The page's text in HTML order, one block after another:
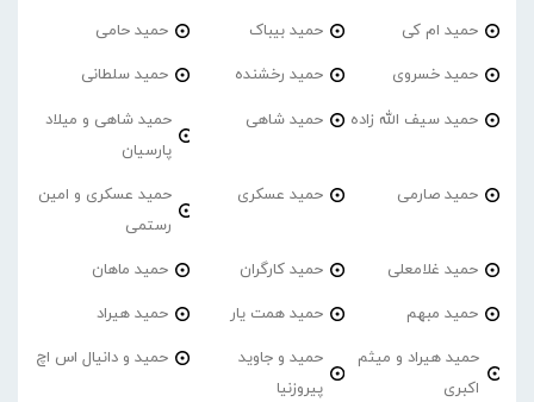
حمید ام کی حمید بیباک حمید حامی
حمید خسروی حمید رخشنده حمید سلطانی
حمید سیف الله زاده حمید شاهی
حمید شاهی و میلاد
پارسیان
حمید صارمی حمید عسکری
حمید عسکری و امین
رستمی
حمید غلامعلی حمید کارگران حمید ماهان
حمید مبهم حمید همت یار حمید هیراد
حمید هیراد و میثم
اکبری
حمید و جاوید
پیروزنیا
حمید و دانیال اس اچ